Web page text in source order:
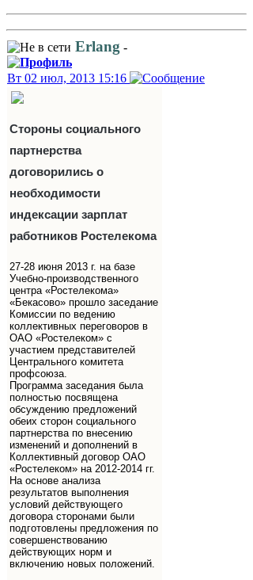
Erlang -
Вт 02 июл, 2013 15:16
Стороны социального
партнерства
договорились о
необходимости
индексации зарплат
работников Ростелекома
27-28 июня 2013 г. на базе
Учебно-производственного
центра «Ростелекома»
«Бекасово» прошло заседание
Комиссии по ведению
коллективных переговоров в
ОАО «Ростелеком» с
участием представителей
Центрального комитета
профсоюза.
Программа заседания была
полностью посвящена
обсуждению предложений
обеих сторон социального
партнерства по внесению
изменений и дополнений в
Коллективный договор ОАО
«Ростелеком» на 2012-2014 гг.
На основе анализа
результатов выполнения
условий действующего
договора сторонами были
подготовлены предложения по
совершенствованию
действующих норм и
включению новых положений.